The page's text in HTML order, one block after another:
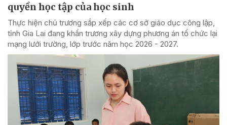
quyền học tập của học sinh
Thực hiện chủ trương sắp xếp các cơ sở giáo dục công lập,
tỉnh Gia Lai đang khẩn trương xây dựng phương án tổ chức lại
mạng lưới trường, lớp trước năm học 2026 - 2027.